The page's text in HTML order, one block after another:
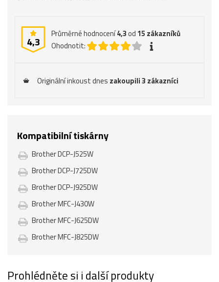
4,3
Průměrné hodnocení4,3od 15 zákazníků
Ohodnotit:
Originální inkoust dnes zakoupili 3 zákazníci
Kompatibilní tiskárny
Brother DCP-J525W
Brother DCP-J725DW
Brother DCP-J925DW
Brother MFC-J430W
Brother MFC-J625DW
Brother MFC-J825DW
Prohlédněte si i další produkty